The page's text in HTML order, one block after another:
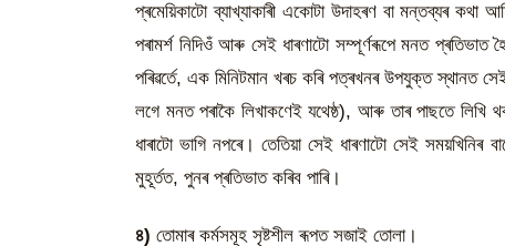
প্ৰমেয়িকাটো ব্যাখ্যাকাৰী একোটা উদাহৰণ বা মন্তব্যৰ কথা
পৰামৰ্শ নিদিওঁ আৰু সেই ধাৰণাটো সম্পূৰ্ণৰূপে মনত প্ৰতিভাত
পৰিৱৰ্তে, এক মিনিটমান খৰচ কৰি পত্ৰখনৰ উপযুক্ত স্থানত
লগে মনত পৰাকৈ লিখাকণেই যথেষ্ঠ), আৰু তাৰ পাছতে লিখি
ধাৰাটো ভাগি নপৰে। তেতিয়া সেই ধাৰণাটো সেই
মুহূৰ্তত, পুনৰ প্ৰতিভাত কৰিব পাৰি।
৪) তোমাৰ কৰ্মসমূহ সৃষ্টশীল ৰূপত সজাই তোলা।